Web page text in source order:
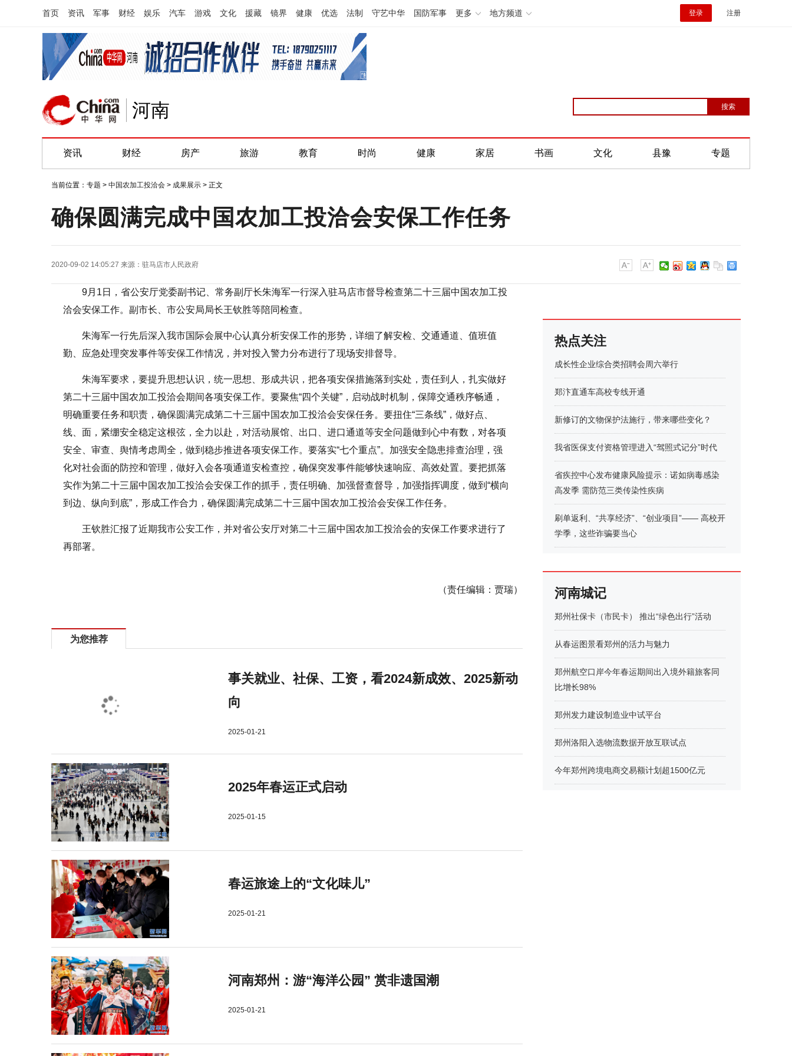
首页 资讯 军事 财经 娱乐 汽车 游戏 文化 援藏 镜界 健康 优选 法制 守艺中华 国防军事 更多 地方频道 登录 注册
河南
资讯 财经 房产 旅游 教育 时尚 健康 家居 书画 文化 县豫 专题
当前位置： 专题 > 中国农加工投洽会 > 成果展示 > 正文
确保圆满完成中国农加工投洽会安保工作任务
2020-09-02 14:05:27 来源： 驻马店市人民政府
9月1日，省公安厅党委副书记、常务副厅长朱海军一行深入驻马店市督导检查第二十三届中国农加工投
洽会安保工作。副市长、市公安局局长王钦胜等陪同检查。
朱海军一行先后深入我市国际会展中心认真分析安保工作的形势，详细了解安检、交通通道、值班值
勤、应急处理突发事件等安保工作情况，并对投入警力分布进行了现场安排督导。
朱海军要求，要提升思想认识，统一思想、形成共识，把各项安保措施落到实处，责任到人，扎实做好
第二十三届中国农加工投洽会期间各项安保工作。要聚焦“四个关键”，启动战时机制，保障交通秩序畅通，
明确重要任务和职责，确保圆满完成第二十三届中国农加工投洽会安保任务。要扭住“三条线”，做好点、
线、面，紧绷安全稳定这根弦，全力以赴，对活动展馆、出口、进口通道等安全问题做到心中有数，对各项
安全、审查、舆情考虑周全，做到稳步推进各项安保工作。要落实“七个重点”。加强安全隐患排查治理，强
化对社会面的防控和管理，做好入会各项通道安检查控，确保突发事件能够快速响应、高效处置。要把抓落
实作为第二十三届中国农加工投洽会安保工作的抓手，责任明确、加强督查督导，加强指挥调度，做到“横向
到边、纵向到底”，形成工作合力，确保圆满完成第二十三届中国农加工投洽会安保工作任务。
王钦胜汇报了近期我市公安工作，并对省公安厅对第二十三届中国农加工投洽会的安保工作要求进行了
再部署。
（责任编辑：贾瑞）
为您推荐
事关就业、社保、工资，看2024新成效、2025新动
向
2025-01-21
2025年春运正式启动
2025-01-15
春运旅途上的“文化味儿”
2025-01-21
河南郑州：游“海洋公园” 赏非遗国潮
2025-01-21
热点关注
成长性企业综合类招聘会周六举行
郑汴直通车高校专线开通
新修订的文物保护法施行，带来哪些变化？
我省医保支付资格管理进入“驾照式记分”时代
省疾控中心发布健康风险提示：诺如病毒感染
高发季 需防范三类传染性疾病
刷单返利、“共享经济”、“创业项目”—— 高校开
学季，这些诈骗要当心
河南城记
郑州社保卡（市民卡） 推出“绿色出行”活动
从春运图景看郑州的活力与魅力
郑州航空口岸今年春运期间出入境外籍旅客同
比增长98%
郑州发力建设制造业中试平台
郑州洛阳入选物流数据开放互联试点
今年郑州跨境电商交易额计划超1500亿元